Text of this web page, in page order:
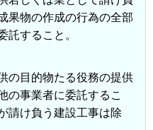
果物の作成の行為の全部
託すること。
の目的物たる役務の提供
の事業者に委託するこ
請け負う建設工事は除